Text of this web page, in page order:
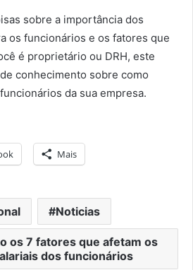
sobre a importância dos
os funcionários e os fatores que
é proprietário ou DRH, este
conhecimento sobre como
da sua empresa.
Mais
Noticias
os 7 fatores que afetam os
dos funcionários